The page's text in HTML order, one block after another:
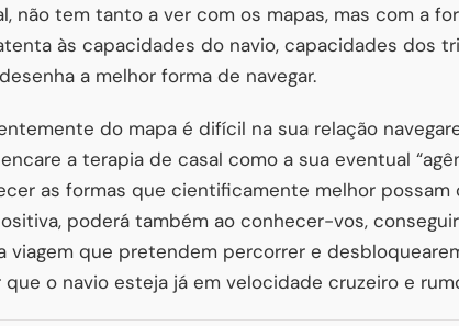
não tem tanto a ver com os mapas, mas com a
às capacidades do navio, capacidades dos
a melhor forma de navegar.
do mapa é difícil na sua relação
a terapia de casal como a sua eventual
as formas que cientificamente melhor possam
poderá também ao conhecer-vos,
viagem que pretendem percorrer e
o navio esteja já em velocidade cruzeiro e